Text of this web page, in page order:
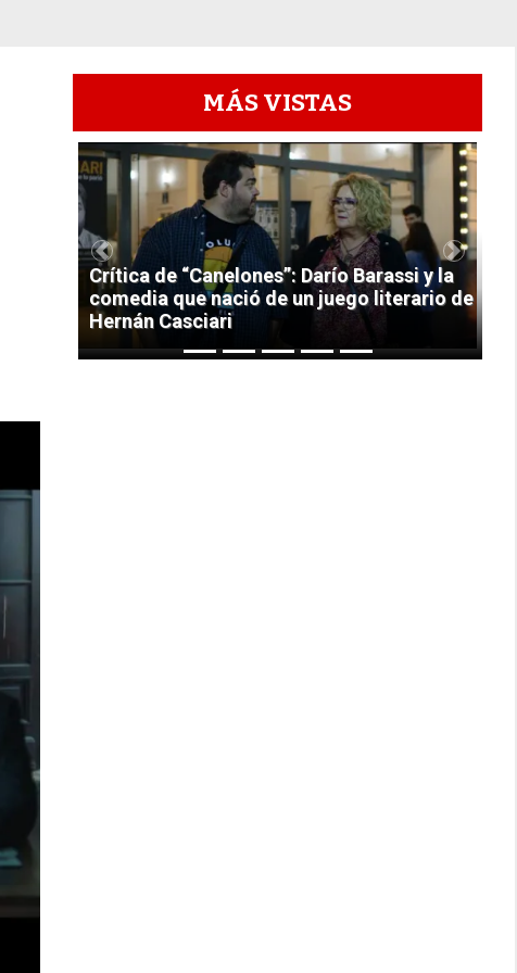
MÁS VISTAS
1
Crítica de “Canelones”: Darío Barassi y la
comedia que nació de un juego literario de
Hernán Casciari
Previous Next